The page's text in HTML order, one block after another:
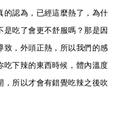
的認為，已經這麼熱了，為什
是吃了會更不舒服嗎？那是因
致，外頭正熱，所以我們的感
吃下辣的東西時候，體內溫度
，所以才會有錯覺吃辣之後吹